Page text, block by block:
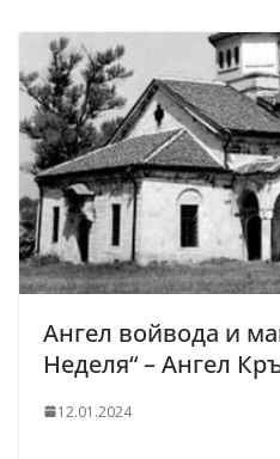
Ангел войвода и
Неделя“ – Ангел
12.01.2024